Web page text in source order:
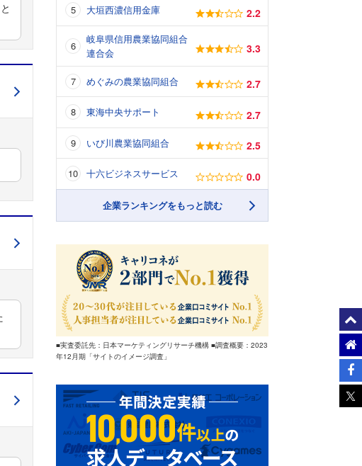
大垣西濃信用金庫 2.2
岐阜県信用農業協同組合
連合会
3.3
めぐみの農業協同組合 2.7
東海中央サポート 2.7
いび川農業協同組合 2.5
十六ビジネスサービス 0.0
企業ランキングをもっと読む
■実査委託先：日本マーケティングリサーチ機構 ■調査概要：2023
年12月期「サイトのイメージ調査」